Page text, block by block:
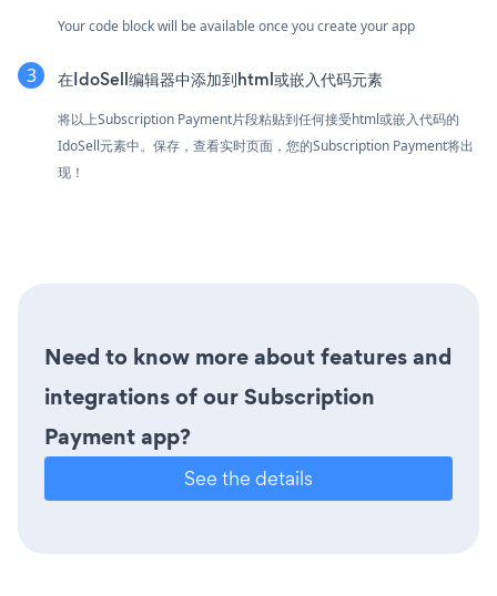
Your code block will be available once you create your app
在IdoSell编辑器中添加到html或嵌入代码元素
将以上Subscription Payment片段粘贴到任何接受html或嵌入代码的
IdoSell元素中。保存，查看实时页面，您的Subscription Payment将出
现！
Need to know more about features and
integrations of our Subscription
Payment app?
See the details